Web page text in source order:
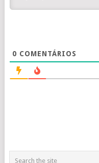
0 COMENTÁRIOS